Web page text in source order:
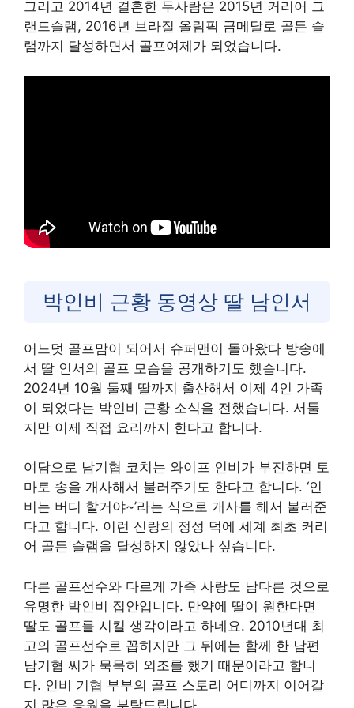
그리고 2014년 결혼한 두사람은 2015년 커리어 그
랜드슬램, 2016년 브라질 올림픽 금메달로 골든 슬
램까지 달성하면서 골프여제가 되었습니다.
박인비 근황 동영상 딸 남인서
어느덧 골프맘이 되어서 슈퍼맨이 돌아왔다 방송에
서 딸 인서의 골프 모습을 공개하기도 했습니다.
2024년 10월 둘째 딸까지 출산해서 이제 4인 가족
이 되었다는 박인비 근황 소식을 전했습니다. 서툴
지만 이제 직접 요리까지 한다고 합니다.
여담으로 남기협 코치는 와이프 인비가 부진하면 토
마토 송을 개사해서 불러주기도 한다고 합니다. ‘인
비는 버디 할거야~’라는 식으로 개사를 해서 불러준
다고 합니다. 이런 신랑의 정성 덕에 세계 최초 커리
어 골든 슬램을 달성하지 않았나 싶습니다.
다른 골프선수와 다르게 가족 사랑도 남다른 것으로
유명한 박인비 집안입니다. 만약에 딸이 원한다면
딸도 골프를 시킬 생각이라고 하네요. 2010년대 최
고의 골프선수로 꼽히지만 그 뒤에는 함께 한 남편
남기협 씨가 묵묵히 외조를 했기 때문이라고 합니
다. 인비 기협 부부의 골프 스토리 어디까지 이어갈
지 많은 응원을 부탁드립니다.